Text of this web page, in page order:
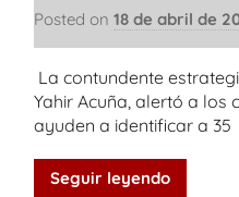
Posted on 18 de abril de
La contundente
Yahir Acuña, alertó a los
ayuden a identificar a 35
Seguir leyendo